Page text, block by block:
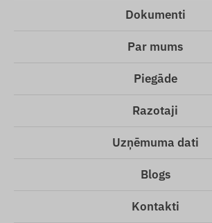
Dokumenti
Par mums
Piegāde
Razotaji
Uzņēmuma dati
Blogs
Kontakti